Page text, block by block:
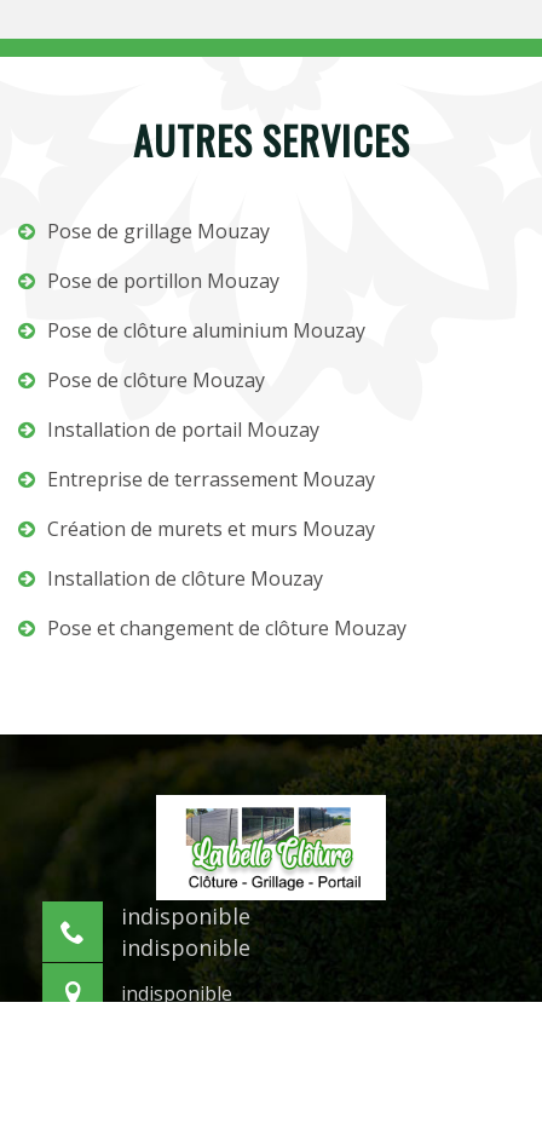
AUTRES SERVICES
Pose de grillage Mouzay
Pose de portillon Mouzay
Pose de clôture aluminium Mouzay
Pose de clôture Mouzay
Installation de portail Mouzay
Entreprise de terrassement Mouzay
Création de murets et murs Mouzay
Installation de clôture Mouzay
Pose et changement de clôture Mouzay
indisponible
indisponible
indisponible